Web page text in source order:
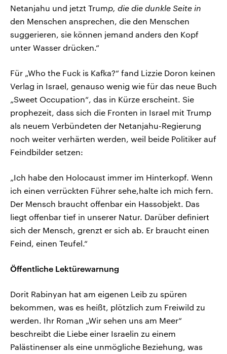
Netanjahu und jetzt Trump, die die dunkle Seite in
den Menschen ansprechen, die den Menschen
suggerieren, sie können jemand anders den Kopf
unter Wasser drücken.“
Für „Who the Fuck is Kafka?“ fand Lizzie Doron keinen
Verlag in Israel, genauso wenig wie für das neue Buch
„Sweet Occupation“, das in Kürze erscheint. Sie
prophezeit, dass sich die Fronten in Israel mit Trump
als neuem Verbündeten der Netanjahu-Regierung
noch weiter verhärten werden, weil beide Politiker auf
Feindbilder setzen:
„Ich habe den Holocaust immer im Hinterkopf. Wenn
ich einen verrückten Führer sehe,halte ich mich fern.
Der Mensch braucht offenbar ein Hassobjekt. Das
liegt offenbar tief in unserer Natur. Darüber definiert
sich der Mensch, grenzt er sich ab. Er braucht einen
Feind, einen Teufel.“
Öffentliche Lektürewarnung
Dorit Rabinyan hat am eigenen Leib zu spüren
bekommen, was es heißt, plötzlich zum Freiwild zu
werden. Ihr Roman „Wir sehen uns am Meer“
beschreibt die Liebe einer Israelin zu einem
Palästinenser als eine unmögliche Beziehung, was